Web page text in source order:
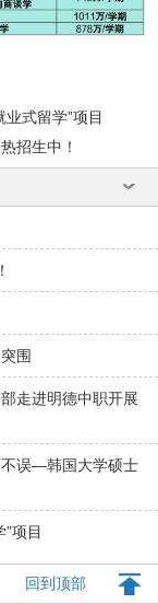
式留学”项目
招生中！
围
走进明德中职开展
不误—韩国大学硕士
项目
回到顶部